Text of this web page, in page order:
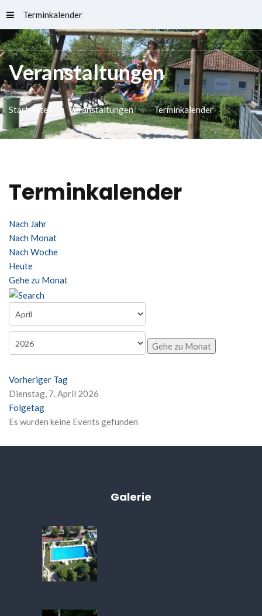
Terminkalender
Veranstaltungen
Startseite Veranstaltungen Terminkalender
Terminkalender
Nach Jahr
Nach Monat
Nach Woche
Heute
Gehe zu Monat
Gehe zu Monat
Vorheriger Tag
Dienstag, 7. April 2026
Folgetag
Es wurden keine Events gefunden
Galerie